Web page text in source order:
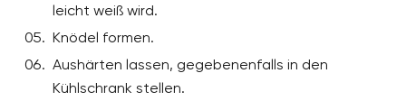
leicht weiß wird.
Knödel formen.
Aushärten lassen, gegebenenfalls in den
Kühlschrank stellen.